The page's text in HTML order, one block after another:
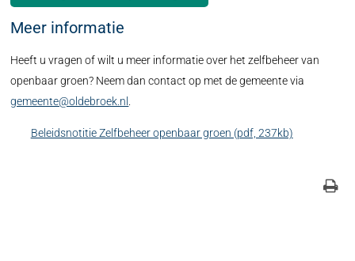
Meer informatie
Heeft u vragen of wilt u meer informatie over het zelfbeheer van
openbaar groen? Neem dan contact op met de gemeente via
gemeente@oldebroek.nl
Beleidsnotitie Zelfbeheer openbaar groen (pdf, 237kb)